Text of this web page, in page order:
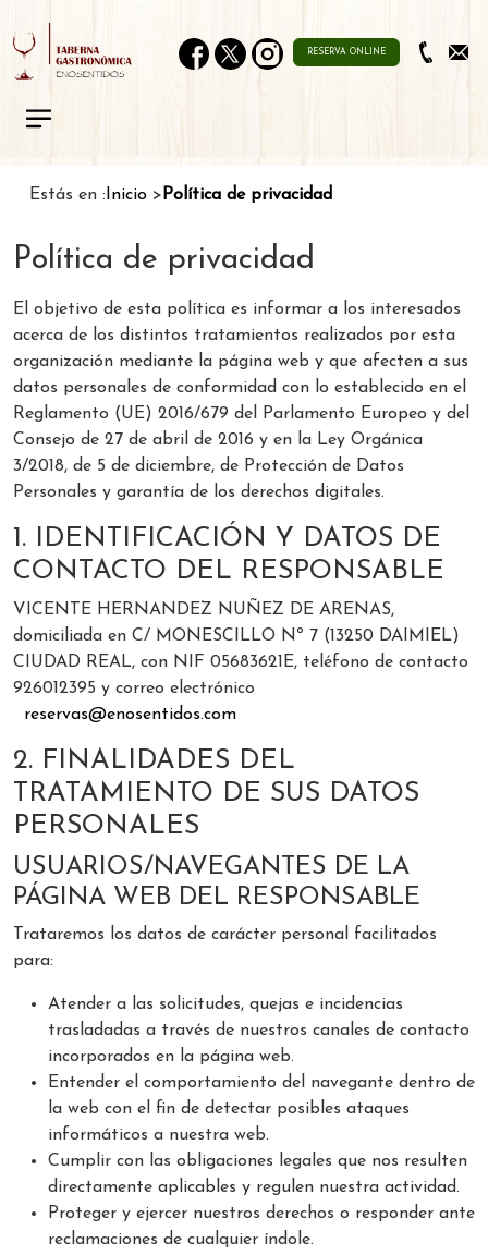
RESERVA ONLINE
Estás en : Inicio Política de privacidad
Política de privacidad
El objetivo de esta política es informar a los interesados
acerca de los distintos tratamientos realizados por esta
organización mediante la página web y que afecten a sus
datos personales de conformidad con lo establecido en el
Reglamento (UE) 2016/679 del Parlamento Europeo y del
Consejo de 27 de abril de 2016 y en la Ley Orgánica
3/2018, de 5 de diciembre, de Protección de Datos
Personales y garantía de los derechos digitales.
1. IDENTIFICACIÓN Y DATOS DE
CONTACTO DEL RESPONSABLE
VICENTE HERNANDEZ NUÑEZ DE ARENAS,
domiciliada en C/ MONESCILLO Nº 7 (13250 DAIMIEL)
CIUDAD REAL, con NIF 05683621E, teléfono de contacto
926012395 y correo electrónico
reservas@enosentidos.com
2. FINALIDADES DEL
TRATAMIENTO DE SUS DATOS
PERSONALES
USUARIOS/NAVEGANTES DE LA
PÁGINA WEB DEL RESPONSABLE
Trataremos los datos de carácter personal facilitados
para:
Atender a las solicitudes, quejas e incidencias
trasladadas a través de nuestros canales de contacto
incorporados en la página web.
Entender el comportamiento del navegante dentro de
la web con el fin de detectar posibles ataques
informáticos a nuestra web.
Cumplir con las obligaciones legales que nos resulten
directamente aplicables y regulen nuestra actividad.
Proteger y ejercer nuestros derechos o responder ante
reclamaciones de cualquier índole.